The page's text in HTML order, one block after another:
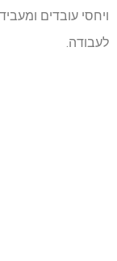
ויחסי עובדים
לעבודה.